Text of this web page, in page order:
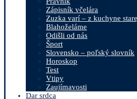
Zápisník včelára
Zuzka varí – z kuchyne
Blahoželáme
Odišli od nás
Šport
Slovensko – poľský slovník
Horoskop
Test
Vtipy
Zaujímavosti
Dar srdca